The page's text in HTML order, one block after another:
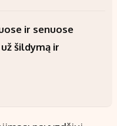
ir senuose
šildymą ir